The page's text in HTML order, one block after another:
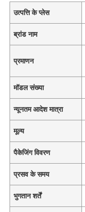
उत्पत्ति के प्लेस
ब्रांड नाम
प्रमाणन
मॉडल संख्या
न्यूनतम आदेश मात्रा
मूल्य
पैकेजिंग विवरण
प्रसव के समय
भुगतान शर्तें